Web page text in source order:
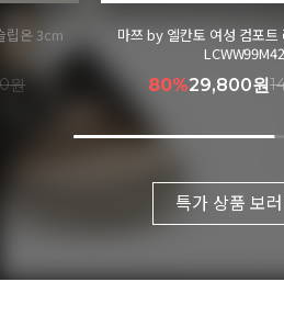
들 3.5cm
원
마쯔 by 엘칸토 여성 펀칭디
즈 2.5cm
74%41,900원
특가 상품 보러